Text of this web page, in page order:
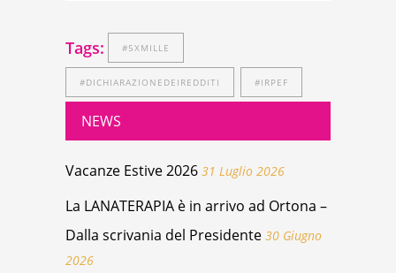
Tags: #5XMILLE
#DICHIARAZIONEDEIREDDITI #IRPEF
NEWS
Vacanze Estive 2026 31 Luglio 2026
La LANATERAPIA è in arrivo ad Ortona –
Dalla scrivania del Presidente 30 Giugno
2026